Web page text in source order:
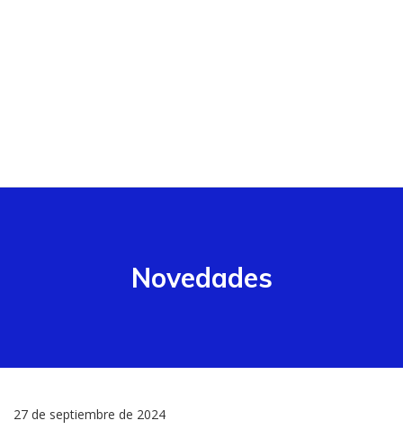
Novedades
27 de septiembre de 2024